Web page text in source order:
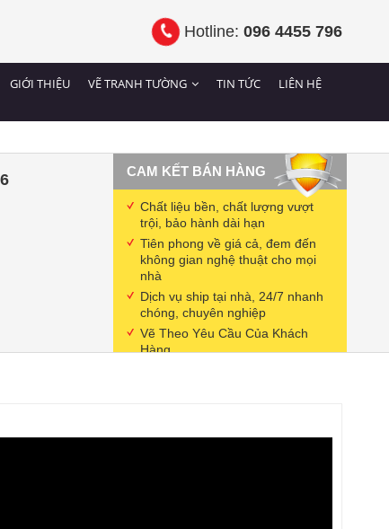
Hotline: 096 4455 796
GIỚI THIỆU VẼ TRANH TƯỜNG TIN TỨC LIÊN HỆ
CAM KẾT BÁN HÀNG
Chất liệu bền, chất lượng vượt
trội, bảo hành dài hạn
Tiên phong về giá cả, đem đến
không gian nghệ thuật cho mọi
nhà
Dịch vụ ship tại nhà, 24/7 nhanh
chóng, chuyên nghiệp
Vẽ Theo Yêu Cầu Của Khách
Hàng